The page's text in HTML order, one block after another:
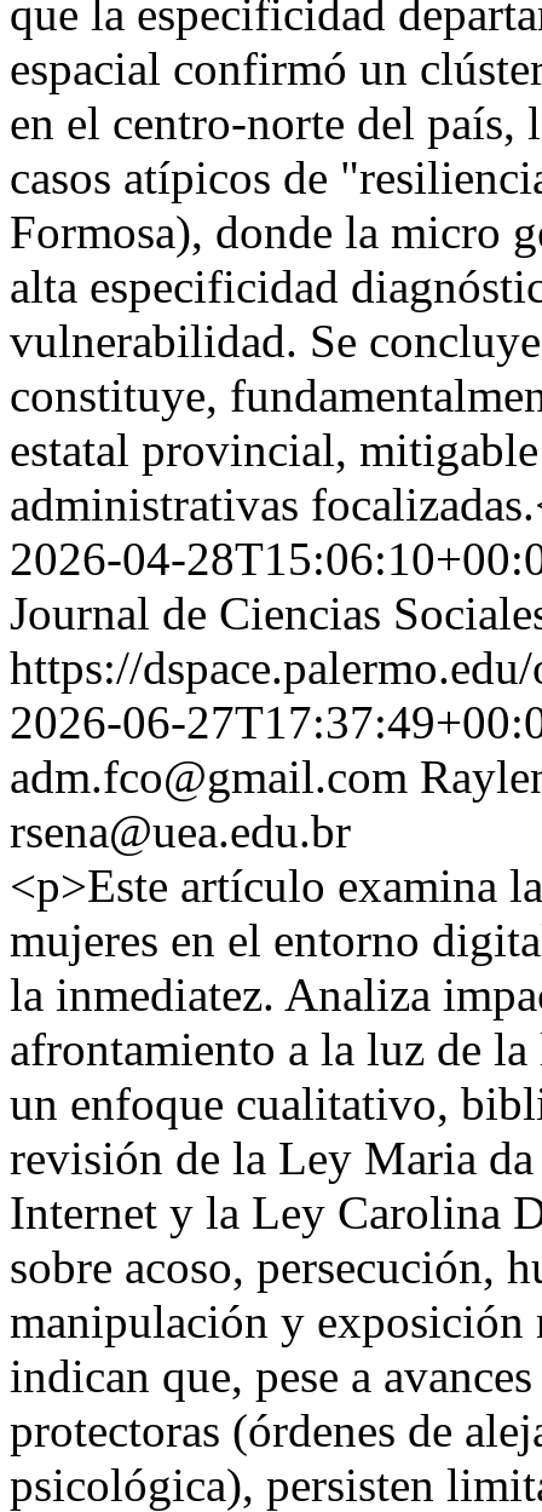
que la especificidad
espacial confirmó un
en el centro-norte del país,
casos atípicos de
Formosa), donde la micro
alta especificidad
vulnerabilidad. Se
constituye,
estatal provincial,
administrativas
2026-04-
Journal de Ciencias
https://
2026-06-
adm.fco@gmail.com
rsena@uea.edu.br
<p>Este artículo examina
mujeres en el entorno
la inmediatez. Analiza
afrontamiento a la luz de
un enfoque cualitativo,
revisión de la Ley Maria
Internet y la Ley Carolina
sobre acoso, persecución,
manipulación y exposición
indican que, pese a
protectoras (órdenes de
psicológica), persisten